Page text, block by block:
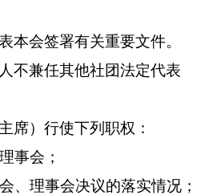
本会签署有关重要文件。
不兼任其他社团法定代表
席）行使下列职权：
事会；
、理事会决议的落实情况；